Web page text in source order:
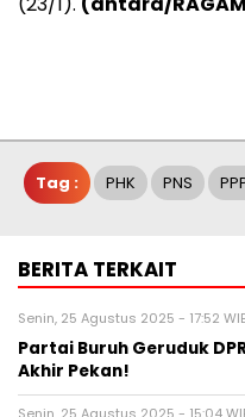
Tag : PHK PNS
BERITA TERKAIT
Senin, 25 Agustus 2025 - 17:52
Partai Buruh Geruduk
Akhir Pekan!